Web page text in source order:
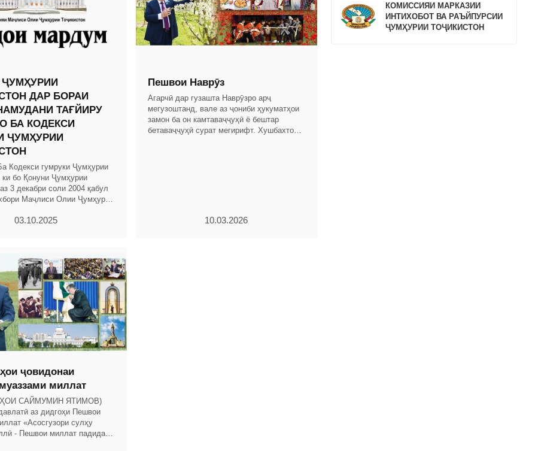
ДАР БОРАИ
ТАҒЙИРУ
БА КОДЕКСИ
ҶУМҲУРИИ
Кодекси гумруки Ҷумҳурии
ки бо Қонуни Ҷумҳурии
3 декабри соли 2004 қабул
Маҷлиси Олии Ҷумҳурии
03.10.2025
Пешвои Наврӯз
Агарчӣ дар гузашта Наврӯзро арҷ
мегузоштанд, вале аз ҷониби ҳукуматҳои
замон ба он камтаваҷҷуҳӣ ё бештар
бетаваҷҷуҳӣ сурат мегирифт. Хушбахтона,
10.03.2026
ҷовидонаи
миллат
САЙМУМИН ЯТИМОВ)
аз дидгоҳи Пешвои
«Асосгузори сулҳу
- Пешвои миллат падидаи
КОМИССИЯИ МАРКАЗИИ
ИНТИХОБОТ ВА РАЪЙПУРСИИ
ҶУМҲУРИИ ТОҶИКИСТОН